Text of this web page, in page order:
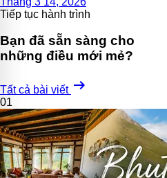
Tiếp tục hành trình
Bạn đã sẵn sàng cho
những điều mới mẻ?
Tất cả bài viết arrow_right_alt
01